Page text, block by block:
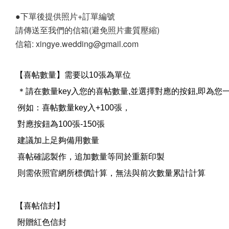
●下單後提供照片+訂單編號
請傳送至我們的信箱(避免照片畫質壓縮)
信箱: xingye.wedding@gmail.com
【喜帖數量】需要以10張為單位
＊請在數量key入您的喜帖數量,並選擇對應的按鈕,即為您
例如：喜帖數量key入+100張，
對應按鈕為100張-150張
建議加上足夠備用數量
喜帖確認製作，追加數量等同於重新印製
則需依照官網所標價計算，無法與前次數量累計計算
【喜帖信封】
附贈紅色信封